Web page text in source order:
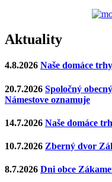
Aktuality
4.8.2026 Naše domáce
20.7.2026 Spoločný
Námestove oznamuje
14.7.2026 Naše domáce
10.7.2026 Zberný dvor
8.7.2026 Dni obce